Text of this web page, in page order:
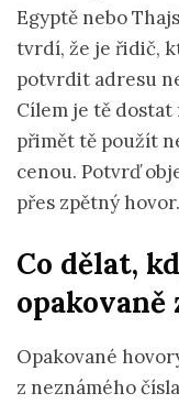
Egyptě nebo
tvrdí, že je řidič,
potvrdit adresu
Cílem je tě
přimět tě použít
cenou. Potvrď
přes zpětný hovor.
Co dělat,
opakovaně
Opakované
z neznámého